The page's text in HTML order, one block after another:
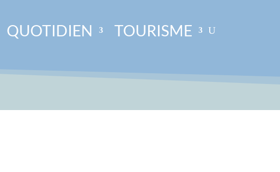
QUOTIDIEN TOURISME